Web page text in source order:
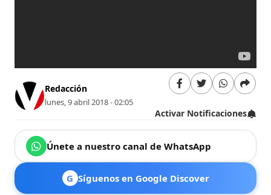
Redacción
lunes, 9 abril 2018 - 02:05
Activar Notificaciones
Únete a nuestro canal de WhatsApp
G Síguenos en Google Discover